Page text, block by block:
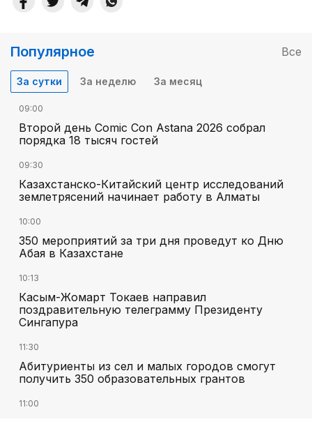
Популярное Все
За сутки За неделю За месяц
09:00
Второй день Comic Con Astana 2026 собрал
порядка 18 тысяч гостей
09:30
Казахстанско-Китайский центр исследований
землетрясений начинает работу в Алматы
10:00
350 мероприятий за три дня проведут ко Дню
Абая в Казахстане
10:13
Касым-Жомарт Токаев направил
поздравительную телеграмму Президенту
Сингапура
11:30
Абитуриенты из сел и малых городов смогут
получить 350 образовательных грантов
11:00